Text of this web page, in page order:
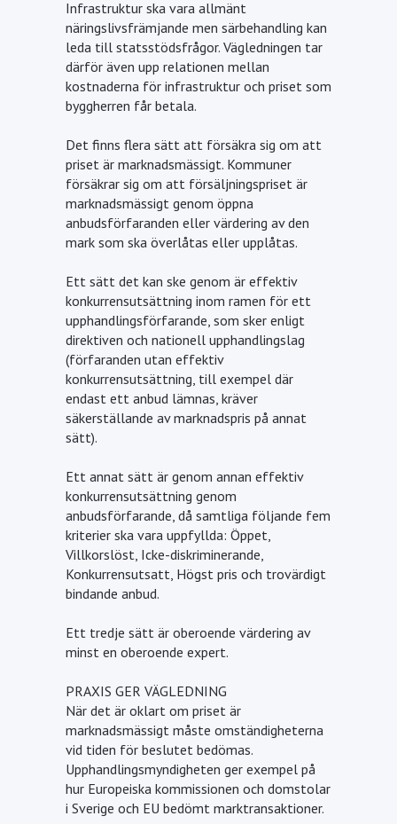
Infrastruktur ska vara allmänt
näringslivsfrämjande men särbehandling kan
leda till statsstödsfrågor. Vägledningen tar
därför även upp relationen mellan
kostnaderna för infrastruktur och priset som
byggherren får betala.
Det finns flera sätt att försäkra sig om att
priset är marknadsmässigt. Kommuner
försäkrar sig om att försäljningspriset är
marknadsmässigt genom öppna
anbudsförfaranden eller värdering av den
mark som ska överlåtas eller upplåtas.
Ett sätt det kan ske genom är effektiv
konkurrensutsättning inom ramen för ett
upphandlingsförfarande, som sker enligt
direktiven och nationell upphandlingslag
(förfaranden utan effektiv
konkurrensutsättning, till exempel där
endast ett anbud lämnas, kräver
säkerställande av marknadspris på annat
sätt).
Ett annat sätt är genom annan effektiv
konkurrensutsättning genom
anbudsförfarande, då samtliga följande fem
kriterier ska vara uppfyllda: Öppet,
Villkorslöst, Icke-diskriminerande,
Konkurrensutsatt, Högst pris och trovärdigt
bindande anbud.
Ett tredje sätt är oberoende värdering av
minst en oberoende expert.
PRAXIS GER VÄGLEDNING
När det är oklart om priset är
marknadsmässigt måste omständigheterna
vid tiden för beslutet bedömas.
Upphandlingsmyndigheten ger exempel på
hur Europeiska kommissionen och domstolar
i Sverige och EU bedömt marktransaktioner.